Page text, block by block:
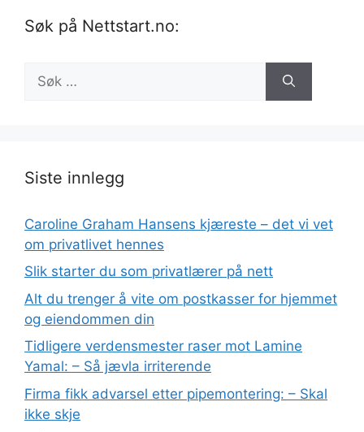
Søk på Nettstart.no:
etter:
Siste innlegg
Caroline Graham Hansens kjæreste – det vi vet
om privatlivet hennes
Slik starter du som privatlærer på nett
Alt du trenger å vite om postkasser for hjemmet
og eiendommen din
Tidligere verdensmester raser mot Lamine
Yamal: – Så jævla irriterende
Firma fikk advarsel etter pipemontering: – Skal
ikke skje